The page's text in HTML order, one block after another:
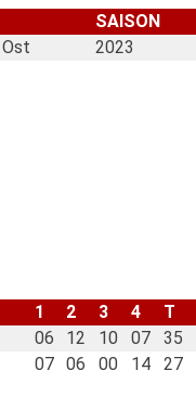
SAISON
2023
1 2 3 4 T
06 12 10 07 35
07 06 00 14 27